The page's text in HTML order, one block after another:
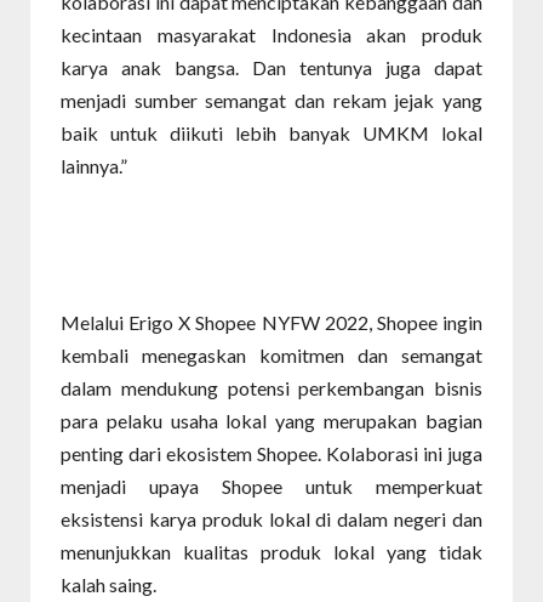
kecintaan masyarakat Indonesia akan produk
karya anak bangsa. Dan tentunya juga dapat
menjadi sumber semangat dan rekam jejak yang
baik untuk diikuti lebih banyak UMKM lokal
lainnya.”
Melalui Erigo X Shopee NYFW 2022, Shopee ingin
kembali menegaskan komitmen dan semangat
dalam mendukung potensi perkembangan bisnis
para pelaku usaha lokal yang merupakan bagian
penting dari ekosistem Shopee. Kolaborasi ini juga
menjadi upaya Shopee untuk memperkuat
eksistensi karya produk lokal di dalam negeri dan
menunjukkan kualitas produk lokal yang tidak
kalah saing.